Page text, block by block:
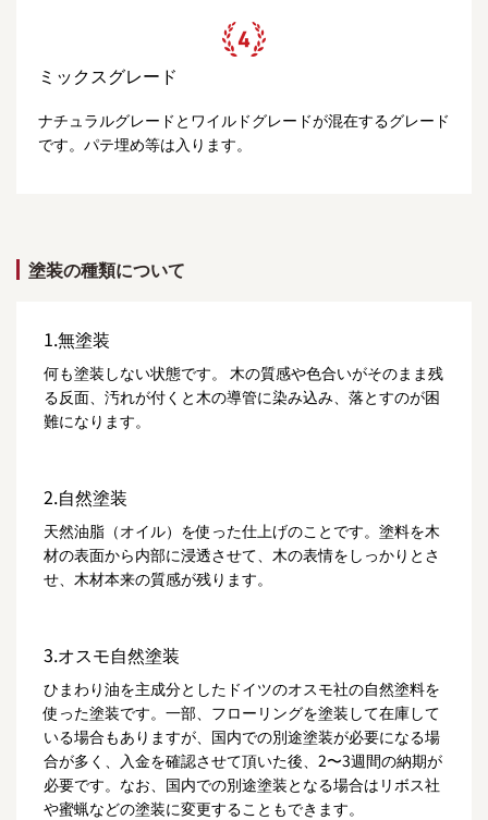
ミックスグレード
ナチュラルグレードとワイルドグレードが混在するグレード
です。パテ埋め等は入ります。
塗装の種類について
1.無塗装
何も塗装しない状態です。 木の質感や色合いがそのまま残
る反面、汚れが付くと木の導管に染み込み、落とすのが困
難になります。
2.自然塗装
天然油脂（オイル）を使った仕上げのことです。塗料を木
材の表面から内部に浸透させて、木の表情をしっかりとさ
せ、木材本来の質感が残ります。
3.オスモ自然塗装
ひまわり油を主成分としたドイツのオスモ社の自然塗料を
使った塗装です。一部、フローリングを塗装して在庫して
いる場合もありますが、国内での別途塗装が必要になる場
合が多く、入金を確認させて頂いた後、2〜3週間の納期が
必要です。なお、国内での別途塗装となる場合はリボス社
や蜜蝋などの塗装に変更することもできます。